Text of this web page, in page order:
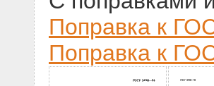
Поправка к
Поправка к